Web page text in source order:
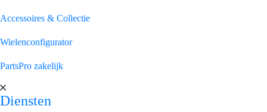
Accessoires & Collectie
Wielenconfigurator
PartsPro zakelijk
Diensten